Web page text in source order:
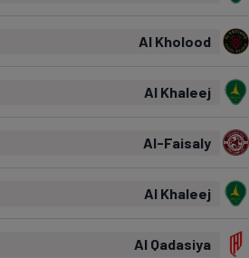
Al Kholood
Al Khaleej
Al-Faisaly
Al Khaleej
Al Qadasiya